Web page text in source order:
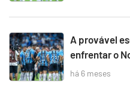
A provável
enfrentar o
há 6 meses